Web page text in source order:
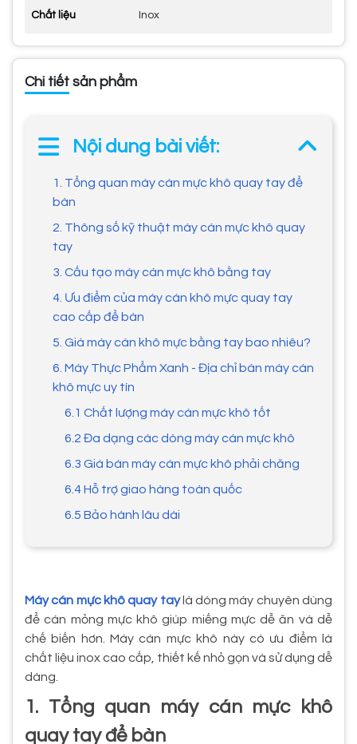
Chất liệu Inox
Chi tiết sản phẩm
Nội dung bài viết:
1. Tổng quan máy cán mực khô quay tay để
bàn
2. Thông số kỹ thuật máy cán mực khô quay
tay
3. Cấu tạo máy cán mực khô bằng tay
4. Ưu điểm của máy cán khô mực quay tay
cao cấp để bàn
5. Giá máy cán khô mực bằng tay bao nhiêu?
6. Máy Thực Phẩm Xanh - Địa chỉ bán máy cán
khô mực uy tín
6.1 Chất lượng máy cán mực khô tốt
6.2 Đa dạng các dòng máy cán mực khô
6.3 Giá bán máy cán mực khô phải chăng
6.4 Hỗ trợ giao hàng toàn quốc
6.5 Bảo hành lâu dài
Máy cán mực khô quay taylà dòng máy chuyên dùng
để cán mỏng mực khô giúp miếng mực dễ ăn và dễ
chế biến hơn. Máy cán mực khô này có ưu điểm là
chất liệu inox cao cấp, thiết kế nhỏ gọn và sử dụng dễ
dàng.
1. Tổng quan máy cán mực khô
quay tay để bàn